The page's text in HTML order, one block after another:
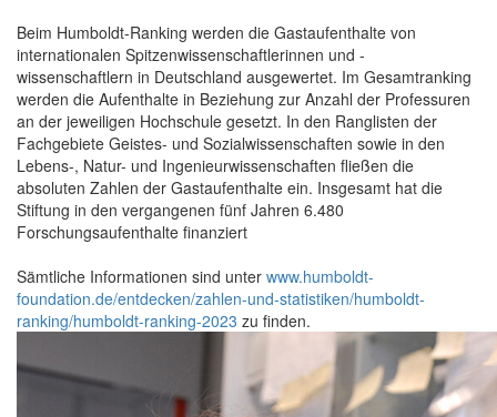
Beim Humboldt-Ranking werden die Gastaufenthalte von
internationalen Spitzenwissenschaftlerinnen und -
wissenschaftlern in Deutschland ausgewertet. Im Gesamtranking
werden die Aufenthalte in Beziehung zur Anzahl der Professuren
an der jeweiligen Hochschule gesetzt. In den Ranglisten der
Fachgebiete Geistes- und Sozialwissenschaften sowie in den
Lebens-, Natur- und Ingenieurwissenschaften fließen die
absoluten Zahlen der Gastaufenthalte ein. Insgesamt hat die
Stiftung in den vergangenen fünf Jahren 6.480
Forschungsaufenthalte finanziert
Sämtliche Informationen sind unter www.humboldt-
foundation.de/entdecken/zahlen-und-statistiken/humboldt-
ranking/humboldt-ranking-2023 zu finden.